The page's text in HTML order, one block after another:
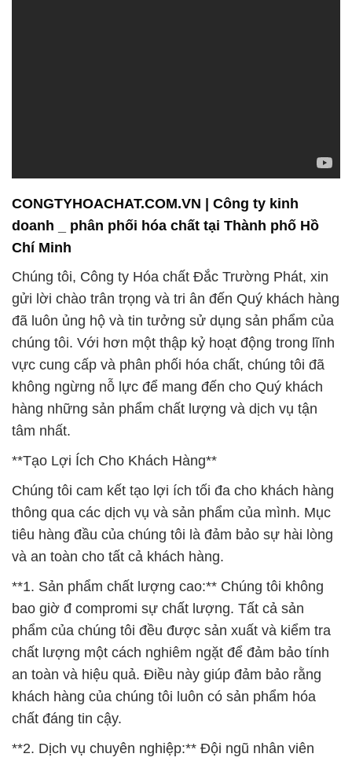
CONGTYHOACHAT.COM.VN | Công ty kinh
doanh _ phân phối hóa chất tại Thành phố Hồ
Chí Minh
Chúng tôi, Công ty Hóa chất Đắc Trường Phát, xin
gửi lời chào trân trọng và tri ân đến Quý khách hàng
đã luôn ủng hộ và tin tưởng sử dụng sản phẩm của
chúng tôi. Với hơn một thập kỷ hoạt động trong lĩnh
vực cung cấp và phân phối hóa chất, chúng tôi đã
không ngừng nỗ lực để mang đến cho Quý khách
hàng những sản phẩm chất lượng và dịch vụ tận
tâm nhất.
**Tạo Lợi Ích Cho Khách Hàng**
Chúng tôi cam kết tạo lợi ích tối đa cho khách hàng
thông qua các dịch vụ và sản phẩm của mình. Mục
tiêu hàng đầu của chúng tôi là đảm bảo sự hài lòng
và an toàn cho tất cả khách hàng.
**1. Sản phẩm chất lượng cao:** Chúng tôi không
bao giờ đ compromi sự chất lượng. Tất cả sản
phẩm của chúng tôi đều được sản xuất và kiểm tra
chất lượng một cách nghiêm ngặt để đảm bảo tính
an toàn và hiệu quả. Điều này giúp đảm bảo rằng
khách hàng của chúng tôi luôn có sản phẩm hóa
chất đáng tin cậy.
**2. Dịch vụ chuyên nghiệp:** Đội ngũ nhân viên